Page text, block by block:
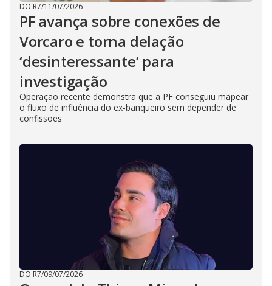
DO R7/11/07/2026
PF avança sobre conexões de
Vorcaro e torna delação
‘desinteressante’ para
investigação
Operação recente demonstra que a PF conseguiu mapear
o fluxo de influência do ex-banqueiro sem depender de
confissões
DO R7/09/07/2026